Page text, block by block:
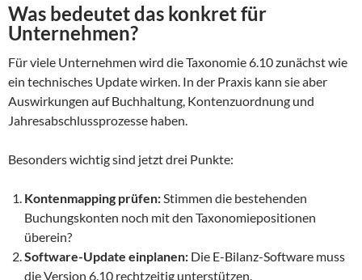
Was bedeutet das konkret für
Unternehmen?
Für viele Unternehmen wird die Taxonomie 6.10 zunächst wie
ein technisches Update wirken. In der Praxis kann sie aber
Auswirkungen auf Buchhaltung, Kontenzuordnung und
Jahresabschlussprozesse haben.
Besonders wichtig sind jetzt drei Punkte:
Kontenmapping prüfen: Stimmen die bestehenden
Buchungskonten noch mit den Taxonomiepositionen
überein?
Software-Update einplanen: Die E-Bilanz-Software muss
die Version 6.10 rechtzeitig unterstützen.